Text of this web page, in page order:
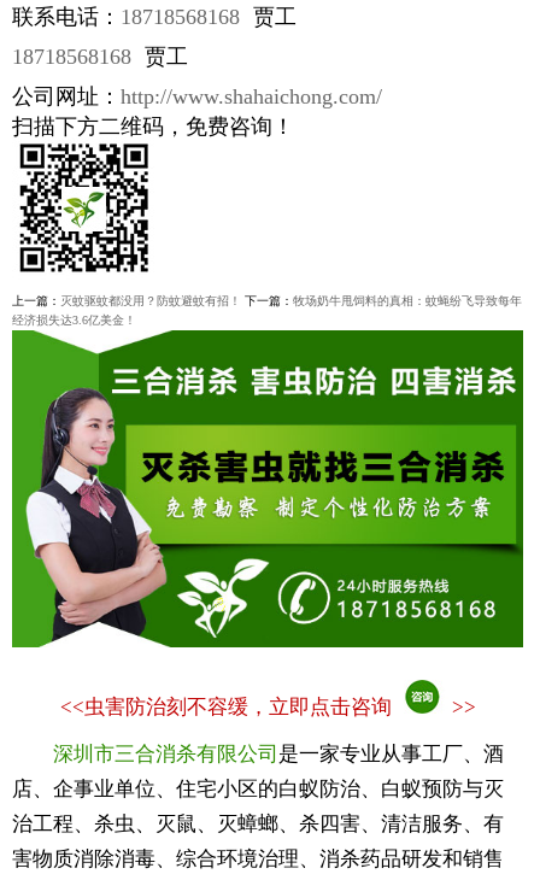
联系电话： 18718568168 贾工
18718568168 贾工
公司网址： http://www.shahaichong.com/
扫描下方二维码，免费咨询！
上一篇： 灭蚊驱蚊都没用？防蚊避蚊有招！ 下一篇： 牧场奶牛甩饲料的真相：蚊蝇纷飞导致每年
经济损失达3.6亿美金！
<<虫害防治刻不容缓，立即点击咨询 >>
深圳市三合消杀有限公司 是一家专业从事工厂、酒
店、企事业单位、住宅小区的白蚁防治、白蚁预防与灭
治工程、杀虫、灭鼠、灭蟑螂、杀四害、清洁服务、有
害物质消除消毒、综合环境治理、消杀药品研发和销售